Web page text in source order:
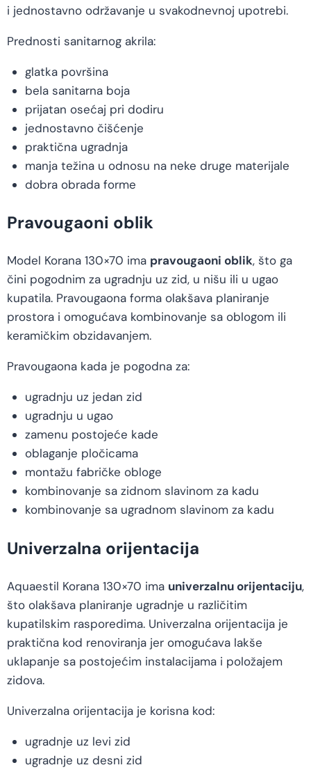
i jednostavno održavanje u svakodnevnoj upotrebi.
Prednosti sanitarnog akrila:
glatka površina
bela sanitarna boja
prijatan osećaj pri dodiru
jednostavno čišćenje
praktična ugradnja
manja težina u odnosu na neke druge materijale
dobra obrada forme
Pravougaoni oblik
Model Korana 130×70 ima pravougaoni oblik, što ga
čini pogodnim za ugradnju uz zid, u nišu ili u ugao
kupatila. Pravougaona forma olakšava planiranje
prostora i omogućava kombinovanje sa oblogom ili
keramičkim obzidavanjem.
Pravougaona kada je pogodna za:
ugradnju uz jedan zid
ugradnju u ugao
zamenu postojeće kade
oblaganje pločicama
montažu fabričke obloge
kombinovanje sa zidnom slavinom za kadu
kombinovanje sa ugradnom slavinom za kadu
Univerzalna orijentacija
Aquaestil Korana 130×70 ima univerzalnu orijentaciju,
što olakšava planiranje ugradnje u različitim
kupatilskim rasporedima. Univerzalna orijentacija je
praktična kod renoviranja jer omogućava lakše
uklapanje sa postojećim instalacijama i položajem
zidova.
Univerzalna orijentacija je korisna kod:
ugradnje uz levi zid
ugradnje uz desni zid